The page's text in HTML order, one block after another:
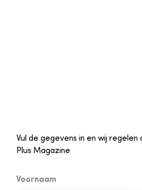
Vul de gegevens in en wij regelen
Plus Magazine
Voornaam